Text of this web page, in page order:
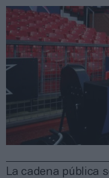
La cadena pública